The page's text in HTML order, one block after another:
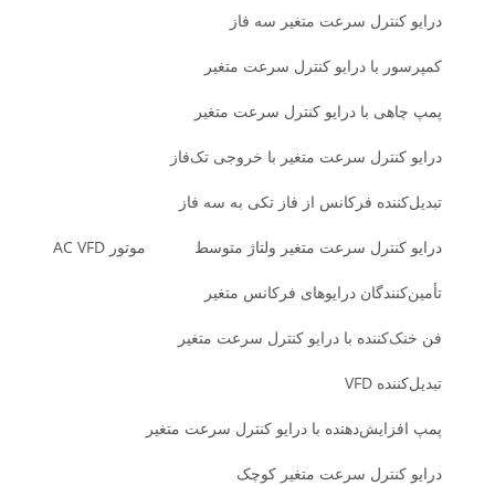
درایو کنترل سرعت متغیر سه فاز
کمپرسور با درایو کنترل سرعت متغیر
پمپ چاهی با درایو کنترل سرعت متغیر
درایو کنترل سرعت متغیر با خروجی تک‌فاز
تبدیل‌کننده فرکانس از فاز تکی به سه فاز
درایو کنترل سرعت متغیر ولتاژ متوسط موتور AC VFD
تأمین‌کنندگان درایوهای فرکانس متغیر
فن خنک‌کننده با درایو کنترل سرعت متغیر
تبدیل‌کننده VFD
پمپ افزایش‌دهنده با درایو کنترل سرعت متغیر
درایو کنترل سرعت متغیر کوچک